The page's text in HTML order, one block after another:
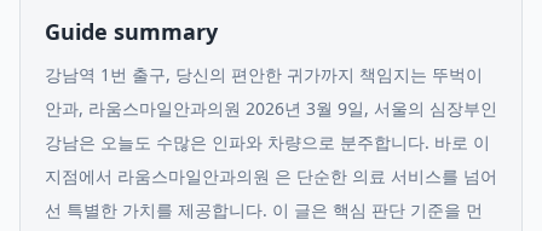
Guide summary
강남역 1번 출구, 당신의 편안한 귀가까지 책임지는 뚜벅이
안과, 라움스마일안과의원 2026년 3월 9일, 서울의 심장부인
강남은 오늘도 수많은 인파와 차량으로 분주합니다. 바로 이
지점에서 라움스마일안과의원 은 단순한 의료 서비스를 넘어
선 특별한 가치를 제공합니다. 이 글은 핵심 판단 기준을 먼